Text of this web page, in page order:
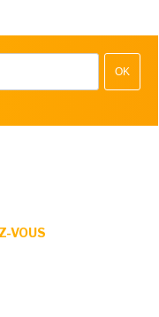
OK
VOUS